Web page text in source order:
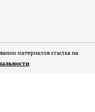
материалов ссылка на